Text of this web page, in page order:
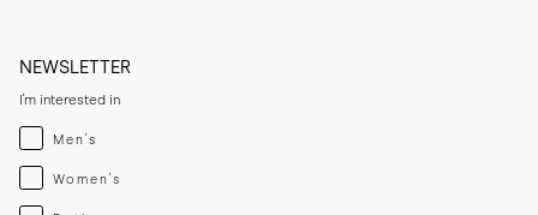
NEWSLETTER
I'm interested in
Menswear
Men's
Womenswear
Women's
Both